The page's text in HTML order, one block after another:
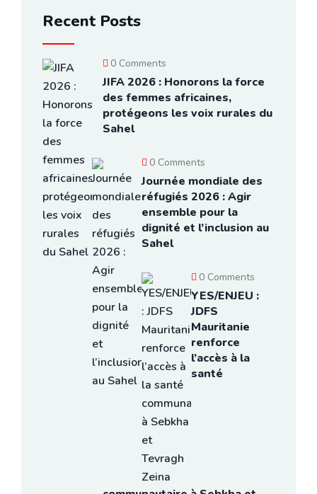
Recent Posts
0 Comments
JIFA 2026 : Honorons la force
des femmes africaines,
protégeons les voix rurales du
Sahel
0 Comments
Journée mondiale des
réfugiés 2026 : Agir
ensemble pour la
dignité et l’inclusion au
Sahel
0 Comments
YES/ENJEU :
JDFS
Mauritanie
renforce
l’accès à la
santé